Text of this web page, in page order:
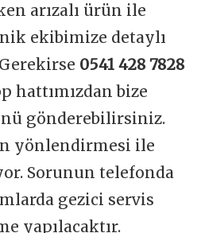
arızalı ürün ile
ekibimize detaylı
0541 428 7828
hattımızdan bize
gönderebilirsiniz.
yönlendirmesi ile
Sorunun telefonda
gezici servis
yapılacaktır.